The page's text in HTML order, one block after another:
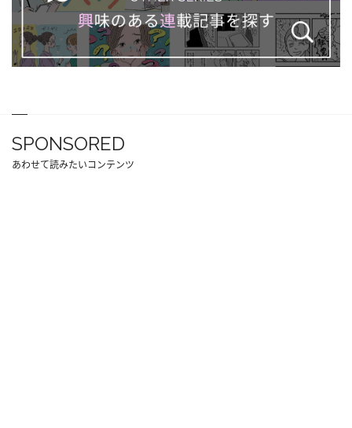
SPONSORED
あわせて読みたいコンテンツ